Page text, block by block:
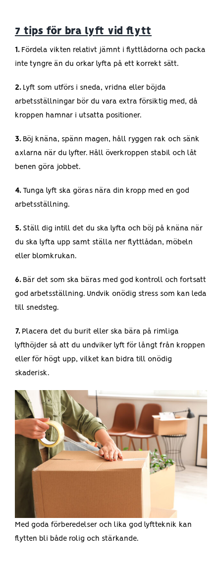
7 tips för bra lyft vid flytt
1.Fördela vikten relativt jämnt i flyttlådorna och packa
inte tyngre än du orkar lyfta på ett korrekt sätt.
2.Lyft som utförs i sneda, vridna eller böjda
arbetsställningar bör du vara extra försiktig med, då
kroppen hamnar i utsatta positioner.
3.Böj knäna, spänn magen, håll ryggen rak och sänk
axlarna när du lyfter. Håll överkroppen stabil och låt
benen göra jobbet.
4.Tunga lyft ska göras nära din kropp med en god
arbetsställning.
5.Ställ dig intill det du ska lyfta och böj på knäna när
du ska lyfta upp samt ställa ner flyttlådan, möbeln
eller blomkrukan.
6.Bär det som ska bäras med god kontroll och fortsatt
god arbetsställning. Undvik onödig stress som kan leda
till snedsteg.
7.Placera det du burit eller ska bära på rimliga
lyfthöjder så att du undviker lyft för långt från kroppen
eller för högt upp, vilket kan bidra till onödig
skaderisk.
Med goda förberedelser och lika god lyftteknik kan
flytten bli både rolig och stärkande.